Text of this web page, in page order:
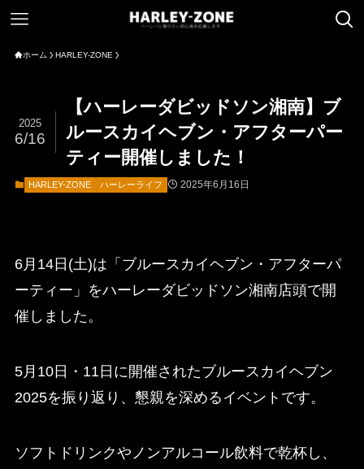
ホーム HARLEY-ZONE
【ハーレーダビッドソン湘南】ブ
ルースカイヘブン・アフターパー
ティー開催しました！
2025
6/16
HARLEY-ZONE ハーレーライフ 2025年6月16日
6月14日(土)は「ブルースカイヘブン・アフターパ
ーティー」をハーレーダビッドソン湘南店頭で開
催しました。
5月10日・11日に開催されたブルースカイヘブン
2025を振り返り、懇親を深めるイベントです。
ソフトドリンクやノンアルコール飲料で乾杯し、